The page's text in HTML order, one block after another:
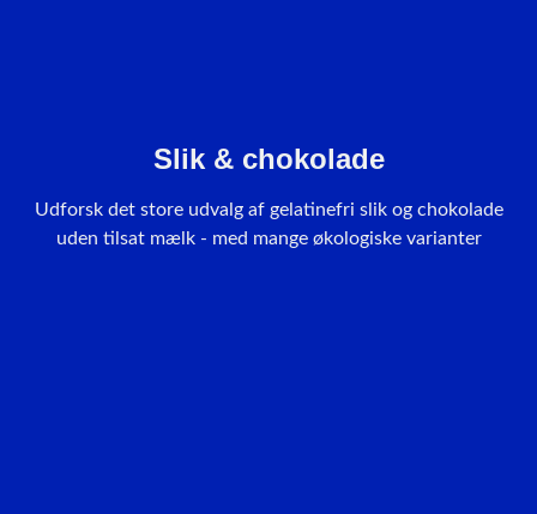
Slik & chokolade
Udforsk det store udvalg af gelatinefri slik og chokolade
uden tilsat mælk - med mange økologiske varianter